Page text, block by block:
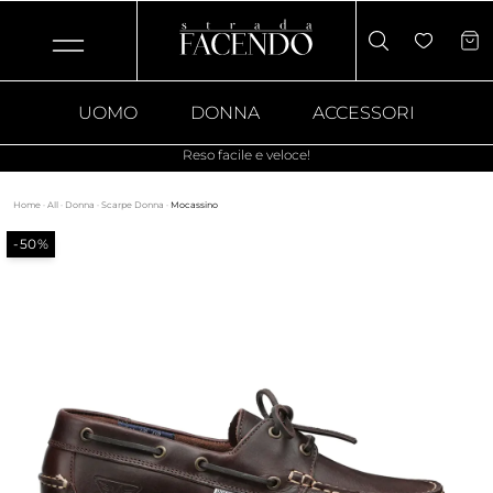
UOMO DONNA ACCESSORI
Reso facile e veloce!
Home · All · Donna · Scarpe Donna · Mocassino
-50%